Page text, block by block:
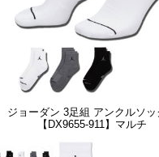
ジョーダン 3足組 アンクルソッ
【DX9655-911】マルチ